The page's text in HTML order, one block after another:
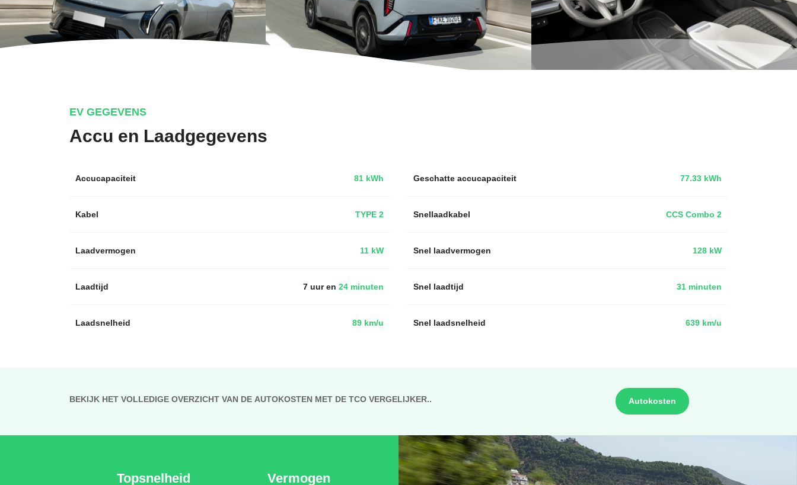
EV GEGEVENS
Accu en Laadgegevens
Accucapaciteit 81 kWh
Kabel TYPE 2
Laadvermogen 11 kW
Laadtijd 7 uur en 24 minuten
Laadsnelheid 89 km/u
77.33 kWh
Geschatte accucapaciteit
Snellaadkabel CCS Combo 2
Snel laadvermogen 128 kW
Snel laadtijd 31 minuten
Snel laadsnelheid 639 km/u
BEKIJK HET VOLLEDIGE OVERZICHT VAN DE AUTOKOSTEN MET DE TCO VERGELIJKER.. Autokosten
Topsnelheid
Vermogen